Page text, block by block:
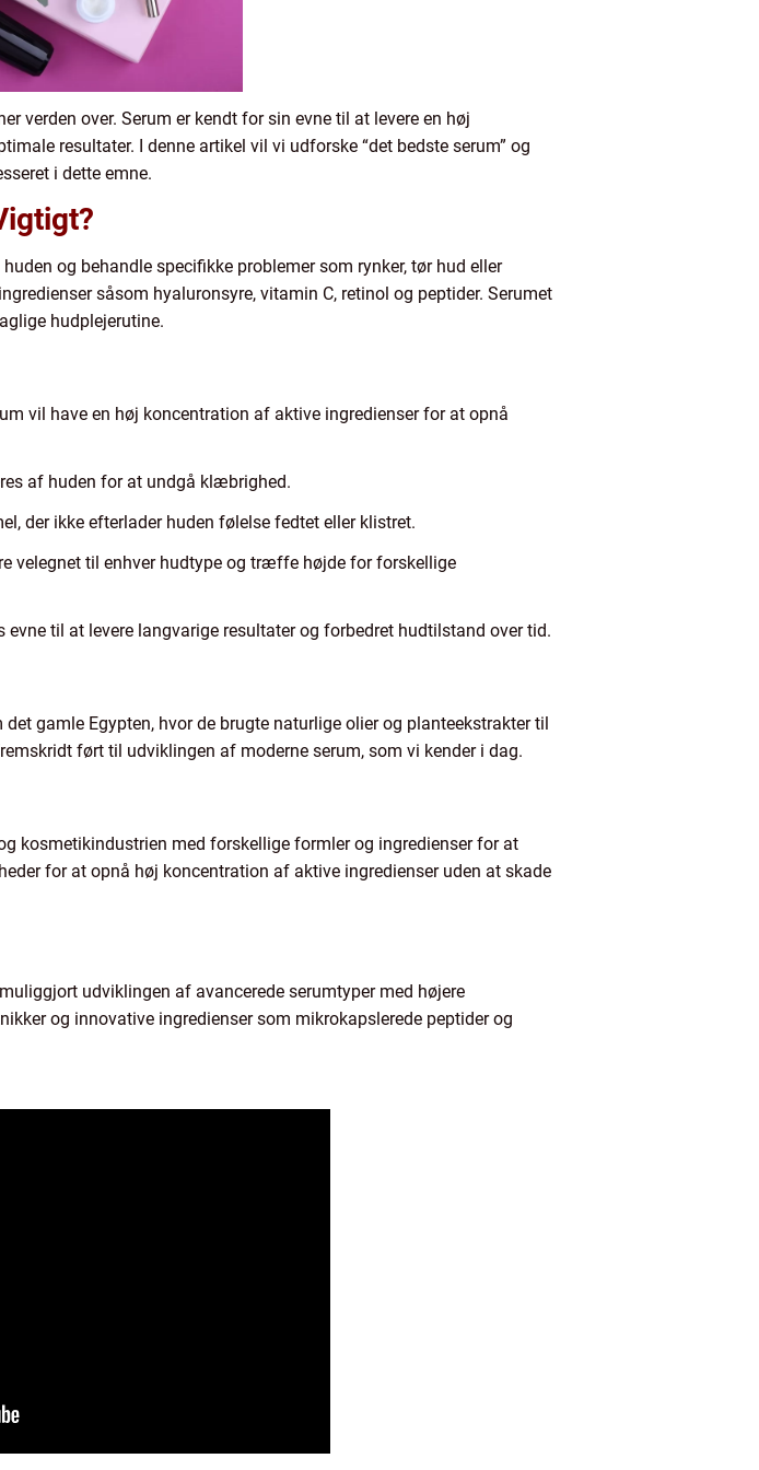
verden over. Serum er kendt for sin evne til at levere en høj
resultater. I denne artikel vil vi udforske “det bedste serum” og
i dette emne.
og behandle specifikke problemer som rynker, tør hud eller
såsom hyaluronsyre, vitamin C, retinol og peptider. Serumet
hudplejerutine.
vil have en høj koncentration af aktive ingredienser for at opnå
af huden for at undgå klæbrighed.
der ikke efterlader huden følelse fedtet eller klistret.
velegnet til enhver hudtype og træffe højde for forskellige
til at levere langvarige resultater og forbedret hudtilstand over tid.
gamle Egypten, hvor de brugte naturlige olier og planteekstrakter til
ført til udviklingen af moderne serum, som vi kender i dag.
kosmetikindustrien med forskellige formler og ingredienser for at
for at opnå høj koncentration af aktive ingredienser uden at skade
udviklingen af avancerede serumtyper med højere
og innovative ingredienser som mikrokapslerede peptider og